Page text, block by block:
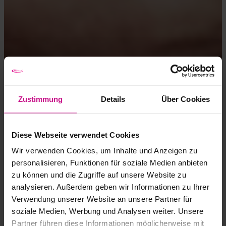
Zustimmung Details Über Cookies
Diese Webseite verwendet Cookies
Wir verwenden Cookies, um Inhalte und Anzeigen zu
personalisieren, Funktionen für soziale Medien anbieten
zu können und die Zugriffe auf unsere Website zu
analysieren. Außerdem geben wir Informationen zu Ihrer
Verwendung unserer Website an unsere Partner für
soziale Medien, Werbung und Analysen weiter. Unsere
Partner führen diese Informationen möglicherweise mit